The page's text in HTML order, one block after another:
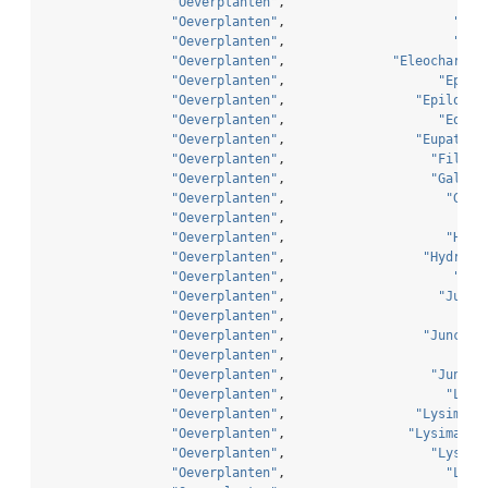
"Oeverplanten" ,
"Oeverplanten" ,
"Oeverplanten" ,
"Oeverplanten" ,
"Oeverplanten" ,
"Oeverplanten" ,
"Oeverplanten" ,
"Oeverplanten" ,
"Oeverplanten" ,
"Oeverplanten" ,
"Oeverplanten" ,
"Oeverplanten" ,
"Oeverplanten" ,
"Oeverplanten" ,
"Iris
"Oeverplanten" ,
"Oeverplanten" ,
"Oeverplanten" ,
"Juncus
"Oeverplanten" ,
"Oeverplanten" ,
"Oeverplanten" ,
"Oeverplanten" ,
"Oeverplanten" ,
"Oeverplanten" ,
"Oeverplanten" ,